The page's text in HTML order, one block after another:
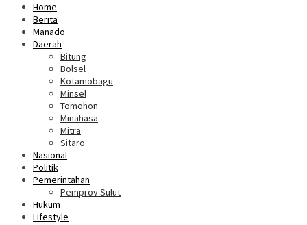
Home
Berita
Manado
Daerah
Bitung
Bolsel
Kotamobagu
Minsel
Tomohon
Minahasa
Mitra
Sitaro
Nasional
Politik
Pemerintahan
Pemprov Sulut
Hukum
Lifestyle